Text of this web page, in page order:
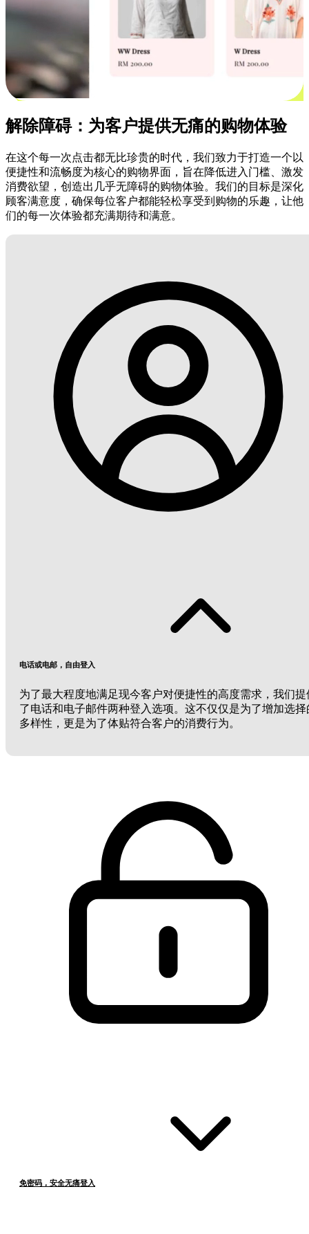
解除障碍：为客户提供无痛的购物体验
在这个每一次点击都无比珍贵的时代，我们致力于打造一个以
便捷性和流畅度为核心的购物界面，旨在降低进入门槛、激发
消费欲望，创造出几乎无障碍的购物体验。我们的目标是深化
顾客满意度，确保每位客户都能轻松享受到购物的乐趣，让他
们的每一次体验都充满期待和满意。
电话或电邮，自由登入
为了最大程度地满足现今客户对便捷性的高度需求，我们提
了电话和电子邮件两种登入选项。这不仅仅是为了增加选择
多样性，更是为了体贴符合客户的消费行为。
免密码，安全无痛登入